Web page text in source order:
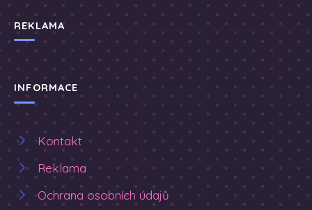
REKLAMA
INFORMACE
Kontakt
Reklama
Ochrana osobních údajů